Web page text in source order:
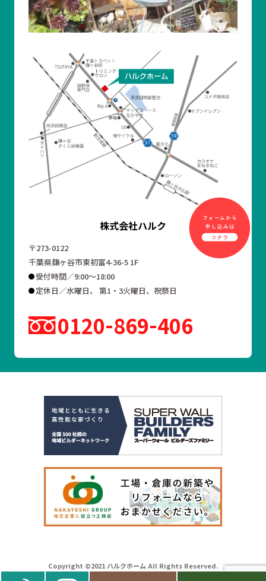
株式会社ハルク
〒273-0122
千葉県鎌ヶ谷市東初富4-36-5 1F
受付時間／9:00～18:00
定休日／水曜日、 第1・3火曜日、祝祭日
0120 869 406
Copyright ©2021 ハルクホーム All Rights Reserved.